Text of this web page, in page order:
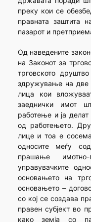
преку кои се
правната заштита
пазарот и
Од наведените
на Законот за
трговското
здружување на две
лица кои
заеднички имот
работење и ја делат
од работењето.
лице и тоа е
односите меѓу
прашање
управувачките
основањето на
основањето –
со кој се создава
правен субјект во
како земја со